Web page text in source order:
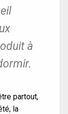
à
partout,
la